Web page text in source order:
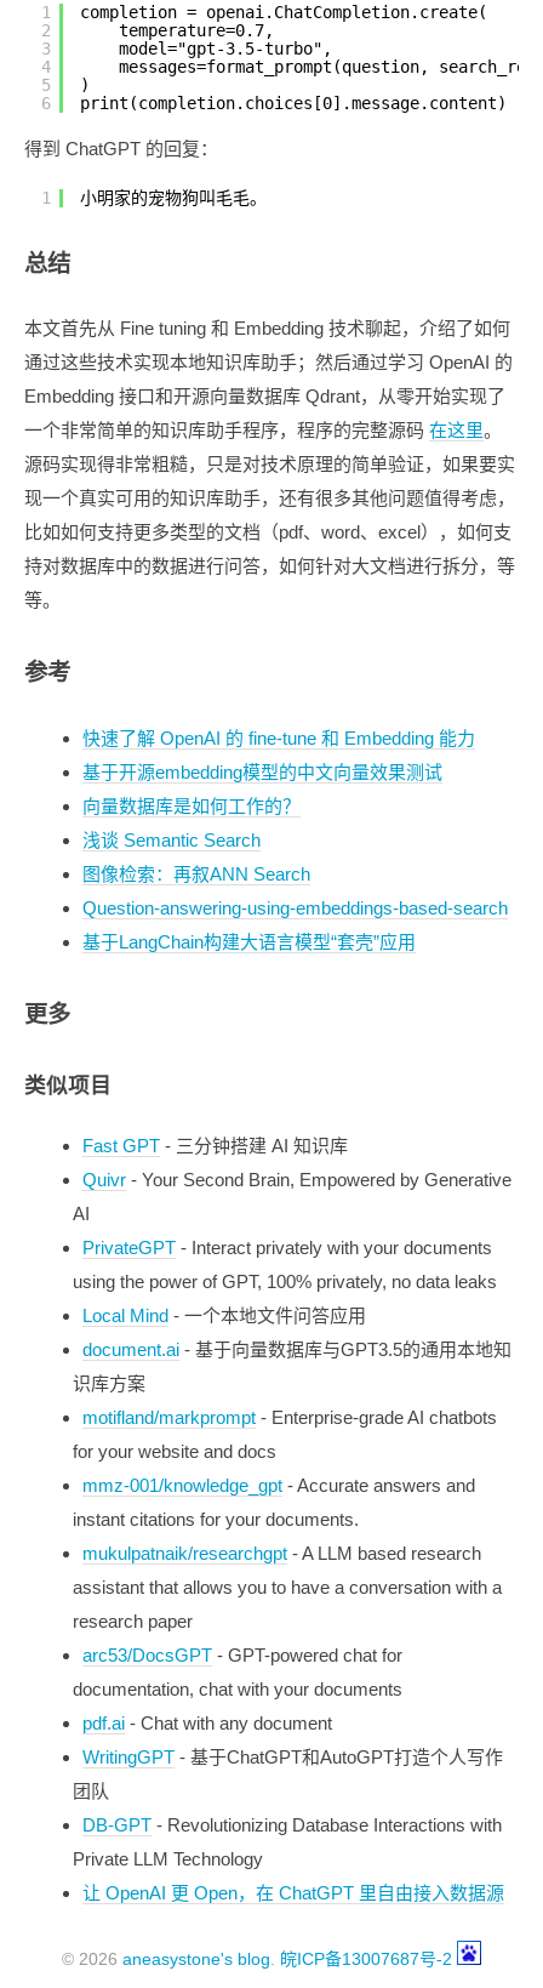
1
2
3
4
5
6
completion = openai.ChatCompletion.create(
temperature=0.7,
model="gpt-3.5-turbo",
messages=format_prompt(question,
)
print(completion.choices[0].message.content)
得到 ChatGPT 的回复：
1 小明家的宠物狗叫毛毛。
总结
本文首先从 Fine tuning 和 Embedding 技术聊起，介绍了如何
通过这些技术实现本地知识库助手；然后通过学习 OpenAI 的
Embedding 接口和开源向量数据库 Qdrant，从零开始实现了
一个非常简单的知识库助手程序，程序的完整源码 在这里。
源码实现得非常粗糙，只是对技术原理的简单验证，如果要实
现一个真实可用的知识库助手，还有很多其他问题值得考虑，
比如如何支持更多类型的文档（pdf、word、excel），如何支
持对数据库中的数据进行问答，如何针对大文档进行拆分，等
等。
参考
快速了解 OpenAI 的 fine-tune 和 Embedding 能力
基于开源embedding模型的中文向量效果测试
向量数据库是如何工作的？
浅谈 Semantic Search
图像检索：再叙ANN Search
Question-answering-using-embeddings-based-search
基于LangChain构建大语言模型“套壳”应用
更多
类似项目
Fast GPT- 三分钟搭建 AI 知识库
Quivr- Your Second Brain, Empowered by Generative
AI
PrivateGPT- Interact privately with your documents
using the power of GPT, 100% privately, no data leaks
Local Mind- 一个本地文件问答应用
document.ai- 基于向量数据库与GPT3.5的通用本地知
识库方案
motifland/markprompt- Enterprise-grade AI chatbots
for your website and docs
mmz-001/knowledge_gpt- Accurate answers and
instant citations for your documents.
mukulpatnaik/researchgpt- A LLM based research
assistant that allows you to have a conversation with a
research paper
arc53/DocsGPT- GPT-powered chat for
documentation, chat with your documents
pdf.ai- Chat with any document
WritingGPT- 基于ChatGPT和AutoGPT打造个人写作
团队
DB-GPT- Revolutionizing Database Interactions with
Private LLM Technology
让 OpenAI 更 Open，在 ChatGPT 里自由接入数据源
© 2026 aneasystone's blog. 皖ICP备13007687号-2